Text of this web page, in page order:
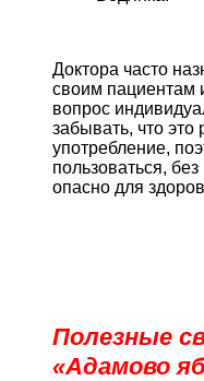
Доктора часто
своим пациентам
вопрос
забывать, что это
употребление,
пользоваться,
опасно для
Полезные
«Адамово